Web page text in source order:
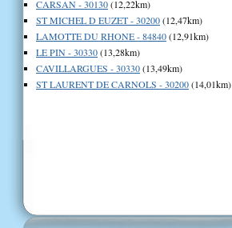
CARSAN - 30130(12,22km)
ST MICHEL D EUZET - 30200(12,47km)
LAMOTTE DU RHONE - 84840(12,91km)
LE PIN - 30330(13,28km)
CAVILLARGUES - 30330(13,49km)
ST LAURENT DE CARNOLS - 30200(14,01km)